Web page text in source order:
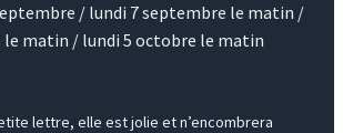
/ lundi 7 septembre le matin /
le matin / lundi 5 octobre le matin
lettre, elle est jolie et n’encombrera